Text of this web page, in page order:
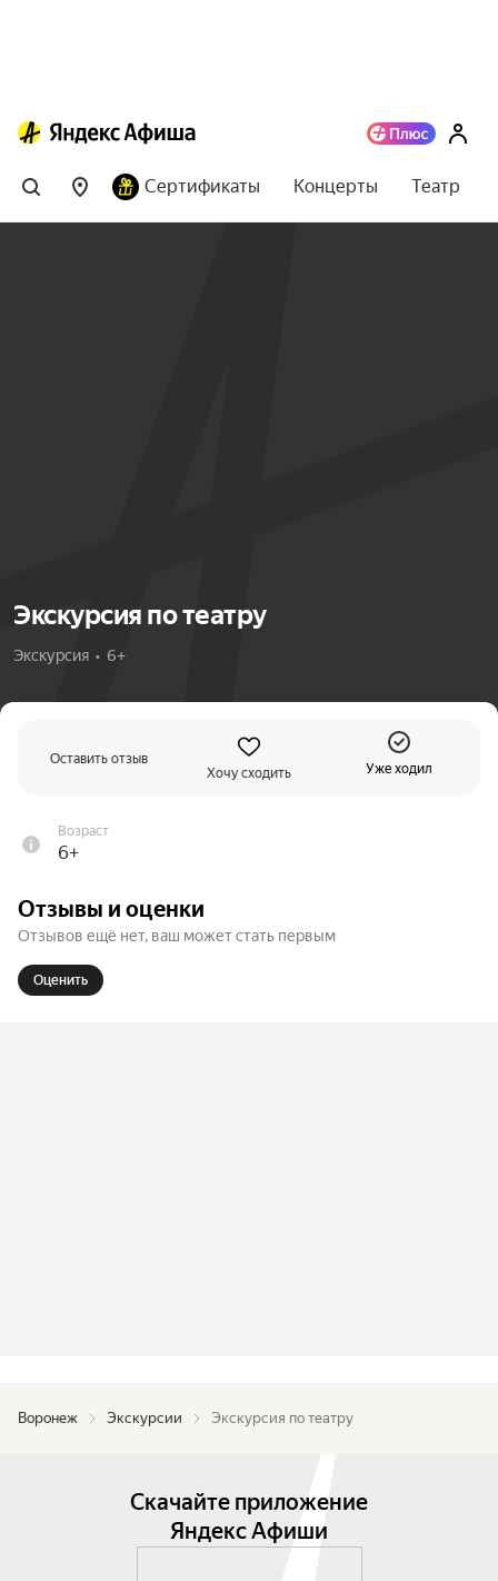
Сертификаты Концерты Театр
Экскурсия по театру
Экскурсия  •  6+
Оставить отзыв
Хочу сходить
Уже ходил
Возраст
6+
Отзывы и оценки
Отзывов ещё нет, ваш может стать первым
Оценить
Воронеж Экскурсии Экскурсия по театру
Скачайте приложение
Яндекс Афиши